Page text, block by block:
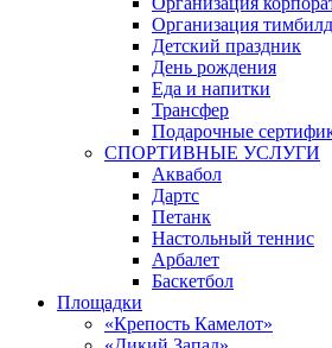
Организация
Детский праздник
День рождения
Еда и напитки
Трансфер
Подарочные
СПОРТИВНЫЕ УСЛУГИ
Аквабол
Дартс
Петанк
Настольный теннис
Арбалет
Баскетбол
Площадки
«Крепость Камелот»